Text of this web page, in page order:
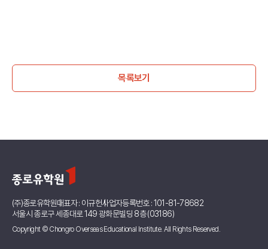
목록보기
(주)종로유학원대표자 : 이규헌사업자등록번호 : 101-81-78682
서울시 종로구 세종대로 149 광화문빌딩 8층 (03186)
Copyright © Chongro Overseas Educational Institute. All Rights Reserved.